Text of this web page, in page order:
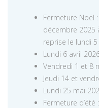
Fermeture Noël
décembre 2025
reprise le lundi
Lundi 6 avril
Vendredi 1 et 8
Jeudi 14 et
Lundi 25 mai
Fermeture